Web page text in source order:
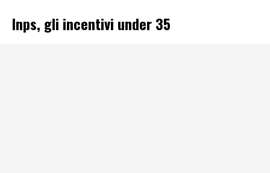
Inps, gli incentivi under 35